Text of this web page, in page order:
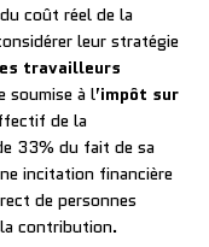
coût réel de la
leur stratégie
travailleurs
à l’impôt sur
de la
33% du fait de sa
incitation financière
de personnes
contribution.